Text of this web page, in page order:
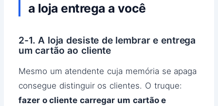
a loja entrega a você
2-1. A loja desiste de lembrar e entrega
um cartão ao cliente
Mesmo um atendente cuja memória se apaga
consegue distinguir os clientes. O truque:
fazer o cliente carregar um cartão e